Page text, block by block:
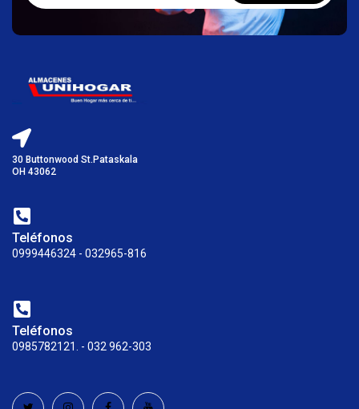
30 Buttonwood St.Pataskala
OH 43062
Teléfonos
0999446324 - 032965-816
Teléfonos
0985782121. - 032 962-303